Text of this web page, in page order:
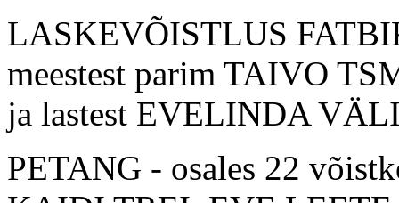
LASKEVÕISTLUS
meestest parim TAIVO
ja lastest EVELINDA
PETANG - osales 22